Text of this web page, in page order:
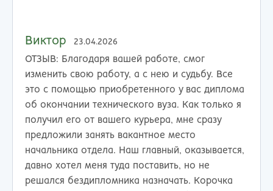
Виктор 23.04.2026
ОТЗЫВ: Благодаря вашей работе, смог
изменить свою работу, а с нею и судьбу. Все
это с помощью приобретенного у вас диплома
об окончании технического вуза. Как только я
получил его от вашего курьера, мне сразу
предложили занять вакантное место
начальника отдела. Наш главный, оказывается,
давно хотел меня туда поставить, но не
решался бездипломника назначать. Корочка